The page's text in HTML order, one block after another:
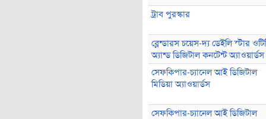
ট্রাব পুরস্কার
ব্লেন্ডারস চয়েস-দ্য ডেইলি স্টার
অ্যান্ড ডিজিটাল কনটেন্ট অ্যাওয়ার্ডস
সেফকিপার-চ্যানেল আই ডিজিটাল
মিডিয়া অ্যাওয়ার্ডস
সেফকিপার-চ্যানেল আই ডিজিটাল